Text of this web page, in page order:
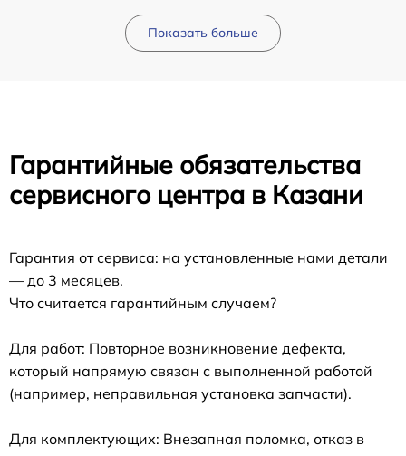
Показать больше
Гарантийные обязательства
сервисного центра в Казани
Гарантия от сервиса: на установленные нами детали
— до 3 месяцев.
Что считается гарантийным случаем?
Для работ: Повторное возникновение дефекта,
который напрямую связан с выполненной работой
(например, неправильная установка запчасти).
Для комплектующих: Внезапная поломка, отказ в